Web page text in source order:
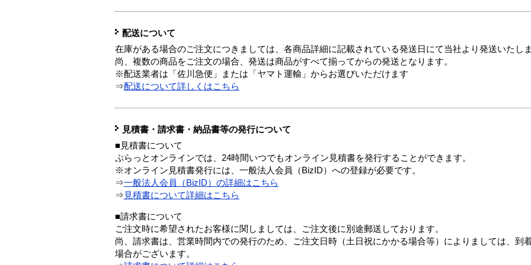
配送について
在庫がある場合のご注文につきましては、各商品詳細に記載されている発送日にて当社より発送いたしま
尚、複数の商品をご注文の場合、発送は商品がすべて揃ってからの発送となります。
※配送業者は「佐川急便」または「ヤマト運輸」からお選びいただけます
⇒配送について詳しくはこちら
見積書・請求書・納品書等の発行について
■見積書について
ぷらっとオンラインでは、24時間いつでもオンライン見積書を発行することができます。
※オンライン見積書発行には、一般法人会員（BizID）への登録が必要です。
⇒一般法人会員（BizID）の詳細はこちら
⇒ 見積書について詳細はこちら
■請求書について
ご注文時に希望されたお客様に関しましては、ご注文後に別途郵送しております。
尚、請求書は、営業時間内での発行のため、ご注文日時（土日祝にかかる場合等）によりましては、到
場合がございます。